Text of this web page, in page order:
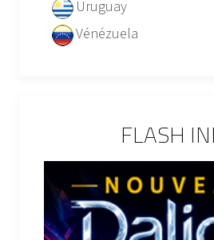
Uruguay
Vénézuela
FLASH